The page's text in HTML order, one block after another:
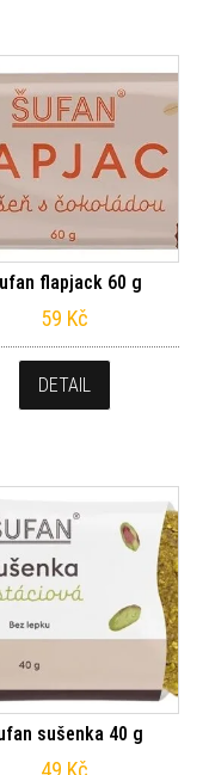
flapjack 60 g
59 Kč
DETAIL
sušenka 40 g
49 Kč